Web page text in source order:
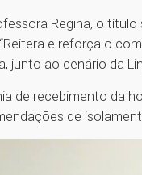
Regina, o
e reforça o
junto ao cenário da
de recebimento da
de